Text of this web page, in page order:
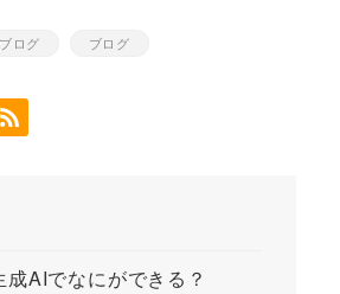
リー
ログ カテゴリー
ブログ
成AIでなにができる？